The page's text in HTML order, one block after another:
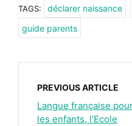
TAGS: déclarer naissance
guide parents
PREVIOUS ARTICLE
Langue française
les enfants, l’Ecole